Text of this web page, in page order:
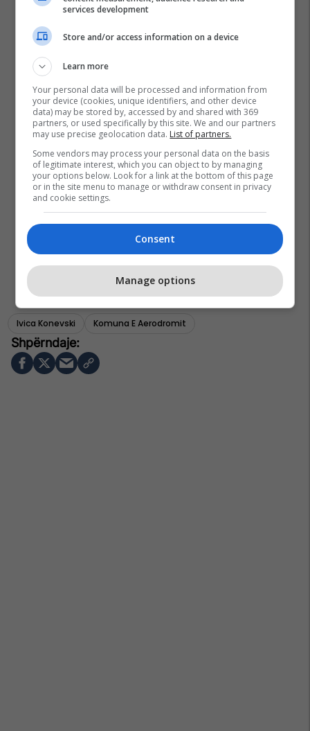
Ivica Konevski Komuna E Aerodromit
services development
Store and/or access information on a device
Learn more
Your personal data will be processed and information from
your device (cookies, unique identifiers, and other device
data) may be stored by, accessed by and shared with 369
partners, or used specifically by this site. We and our partners
may use precise geolocation data. List of partners.
Some vendors may process your personal data on the basis
of legitimate interest, which you can object to by managing
your options below. Look for a link at the bottom of this page
or in the site menu to manage or withdraw consent in privacy
and cookie settings.
Consent
Manage options